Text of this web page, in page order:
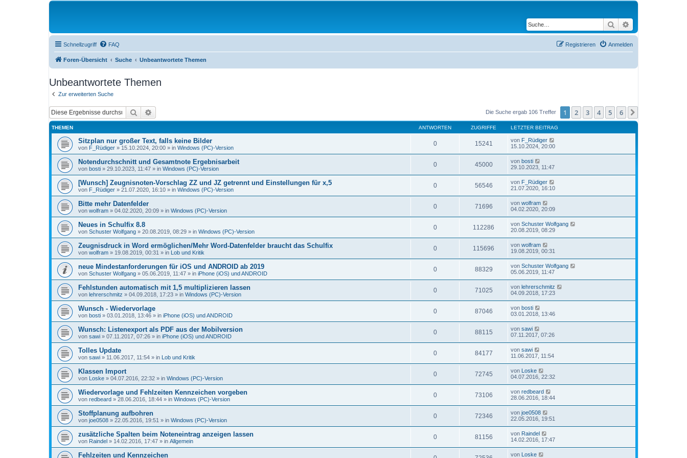
Suche
Schnellzugriff FAQ Anmelden
Registrieren
Foren-Übersicht Suche Unbeantwortete Themen
Unbeantwortete Themen
Zur erweiterten Suche
Suche Die Suche ergab 106 Treffer 1 2 3 4 5 6
THEMEN ANTWORTEN ZUGRIFFE LETZTER BEITRAG
Sitzplan nur großer Text, falls keine Bilder
von F_Rüdiger » 15.10.2024, 20:00 » in Windows (PC)-Version
0 15241 von F_Rüdiger
15.10.2024, 20:00
Notendurchschnitt und Gesamtnote Ergebnisarbeit
von bosti » 29.10.2023, 11:47 » in Windows (PC)-Version
0 45000 von bosti
29.10.2023, 11:47
[Wunsch] Zeugnisnoten-Vorschlag ZZ und JZ getrennt und Einstellungen für x,5
von F_Rüdiger » 21.07.2020, 16:10 » in Windows (PC)-Version
0 56546 von F_Rüdiger
21.07.2020, 16:10
Bitte mehr Datenfelder
von wolfram » 04.02.2020, 20:09 » in Windows (PC)-Version
0 71696 von wolfram
04.02.2020, 20:09
Neues in Schulfix 8.8
von Schuster Wolfgang » 20.08.2019, 08:29 » in Windows (PC)-Version
0 112286 von Schuster Wolfgang
20.08.2019, 08:29
Zeugnisdruck in Word ermöglichen/Mehr Word-Datenfelder braucht das Schulfix
von wolfram » 19.08.2019, 00:31 » in Lob und Kritik
0 115696 von wolfram
19.08.2019, 00:31
neue Mindestanforderungen für iOS und ANDROID ab 2019
von Schuster Wolfgang » 05.06.2019, 11:47 » in iPhone (iOS) und ANDROID
0 88329 von Schuster Wolfgang
05.06.2019, 11:47
Fehlstunden automatisch mit 1,5 multiplizieren lassen
von lehrerschmitz » 04.09.2018, 17:23 » in Windows (PC)-Version
0 71025 von lehrerschmitz
04.09.2018, 17:23
Wunsch - Wiedervorlage
von bosti » 03.01.2018, 13:46 » in iPhone (iOS) und ANDROID
0 87046 von bosti
03.01.2018, 13:46
Wunsch: Listenexport als PDF aus der Mobilversion
von sawi » 07.11.2017, 07:26 » in iPhone (iOS) und ANDROID
0 88115 von sawi
07.11.2017, 07:26
Tolles Update
von sawi » 11.06.2017, 11:54 » in Lob und Kritik
0 84177 von sawi
11.06.2017, 11:54
Klassen Import
von Loske » 04.07.2016, 22:32 » in Windows (PC)-Version
0 72745 von Loske
04.07.2016, 22:32
Wiedervorlage und Fehlzeiten Kennzeichen vorgeben
von redbeard » 28.06.2016, 18:44 » in Windows (PC)-Version
0 73106 von redbeard
28.06.2016, 18:44
Stoffplanung aufbohren
von joe0508 » 22.05.2016, 19:51 » in Windows (PC)-Version
0 72346 von joe0508
22.05.2016, 19:51
zusätzliche Spalten beim Noteneintrag anzeigen lassen
von Raindel » 14.02.2016, 17:47 » in Allgemein
0 81156 von Raindel
14.02.2016, 17:47
Fehlzeiten und Kennzeichen von Loske